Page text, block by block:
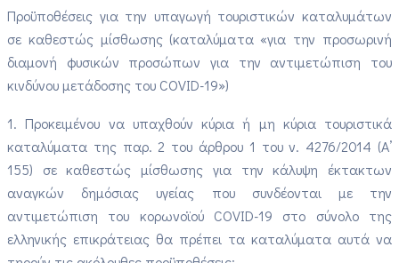
Προϋποθέσεις για την υπαγωγή τουριστικών καταλυμάτων
σε καθεστώς μίσθωσης (καταλύματα «για την προσωρινή
διαμονή φυσικών προσώπων για την αντιμετώπιση του
κινδύνου μετάδοσης του COVID-19»)
1. Προκειμένου να υπαχθούν κύρια ή μη κύρια τουριστικά
καταλύματα της παρ. 2 του άρθρου 1 του ν. 4276/2014 (Α’
155) σε καθεστώς μίσθωσης για την κάλυψη έκτακτων
αναγκών δημόσιας υγείας που συνδέονται με την
αντιμετώπιση του κορωνοϊού COVID-19 στο σύνολο της
ελληνικής επικράτειας θα πρέπει τα καταλύματα αυτά να